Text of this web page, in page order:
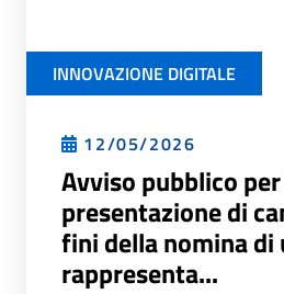
INNOVAZIONE DIGITALE
12/05/2026
Avviso pubblico
presentazione di
fini della nomina di
rappresenta...